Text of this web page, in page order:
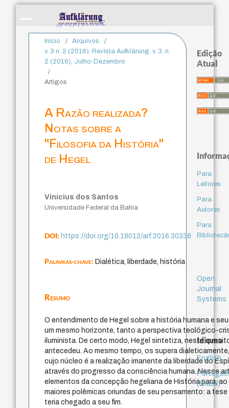
Início / Arquivos
/
v. 3 n. 2 (2016): Revista Aufklärung. v. 3, n.
2 (2016), Julho-Dezembro
/
Artigos
A Razão realizada?
Notas sobre a
"Filosofia da História"
de Hegel
Vinícius dos Santos
Universidade Federal da Bahia
DOI:https://doi.org/10.18012/arf.2016.30336
Palavras-chave:Dialética, liberdade, história
Resumo
O entendimento de Hegel sobre a história humana e seu
um mesmo horizonte, tanto a perspectiva teológico-
iluminista. De certo modo, Hegel sintetiza, neste
antecedeu. Ao mesmo tempo, os supera
cujo núcleo é a realização imanente da liberdade do
através do progresso da consciência humana. Nesse
elementos da concepção hegeliana de História para, ao
maiores polêmicas oriundas de seu pensamento: a
teria chegado a seu fim.
Edição
Atual
Para
Leitores
Para
Autores
Para
Open
Journal
Systems
Idioma
English
(Brasil)